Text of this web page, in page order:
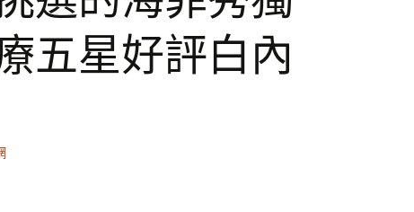
五星好評白內